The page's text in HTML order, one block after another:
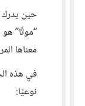
حين يدرك
“موتًا”
معناها
في هذه
نوعيًا: